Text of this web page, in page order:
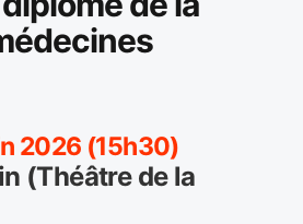
2026 (15h30)
(Théâtre de la